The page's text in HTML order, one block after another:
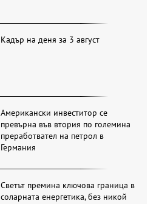
Кадър на деня за 3 август
Американски инвеститор се
превърна във втория по големина
преработвател на петрол в
Германия
Светът премина ключова граница в
соларната енергетика, без никой